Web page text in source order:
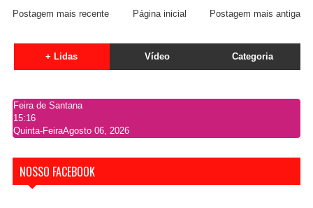
Postagem mais recente Postagem mais antiga
Página inicial
+ Lidas Vídeo Categoria
Feira de Santana
15:16
Quinta-FeiraAgosto 06, 2026
NOSSO FACEBOOK